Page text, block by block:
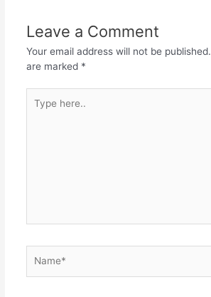
Leave a Comment
Your email address will not be published.
are marked *